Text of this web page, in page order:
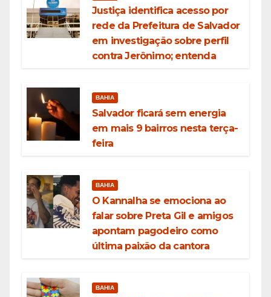
Justiça identifica acesso por
rede da Prefeitura de Salvador
em investigação sobre perfil
contra Jerônimo; entenda
BAHIA
Salvador ficará sem energia
em mais 9 bairros nesta terça-
feira
BAHIA
O Kannalha se emociona ao
falar sobre Preta Gil e amigos
apontam pagodeiro como
última paixão da cantora
BAHIA